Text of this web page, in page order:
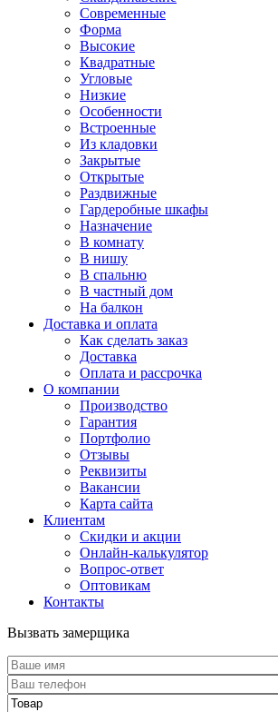
Современные
Форма
Высокие
Квадратные
Угловые
Низкие
Особенности
Встроенные
Из кладовки
Закрытые
Открытые
Раздвижные
Гардеробные шкафы
Назначение
В комнату
В нишу
В спальню
В частный дом
На балкон
Доставка и оплата
Как сделать заказ
Доставка
Оплата и рассрочка
О компании
Производство
Гарантия
Портфолио
Отзывы
Реквизиты
Вакансии
Карта сайта
Клиентам
Скидки и акции
Онлайн-калькулятор
Вопрос-ответ
Оптовикам
Контакты
Вызвать замерщика